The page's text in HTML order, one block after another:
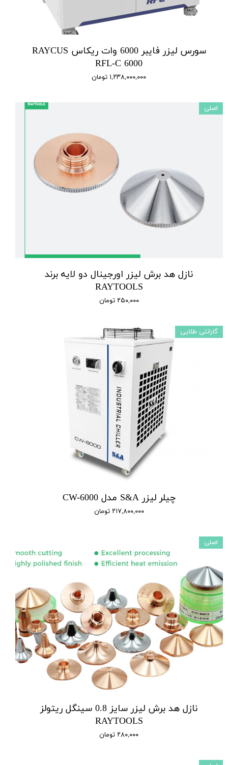
سورس لیزر فایبر 6000 وات ریکاس RAYCUS
RFL-C 6000
۱,۲۳۸,۰۰۰,۰۰۰ تومان
نازل هد برش لیزر اورجینال دو لایه برند
RAYTOOLS
۲۵۰,۰۰۰ تومان
اصلی
چیلر لیزر S&A مدل CW-6000
۲۱۷,۸۰۰,۰۰۰ تومان
گارانتی طلایی
نازل هد برش لیزر سایز 0.8 سینگل ریتولز
RAYTOOLS
۲۸۰,۰۰۰ تومان
اصلی